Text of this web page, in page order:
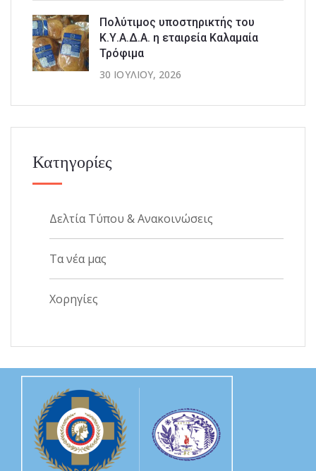
Πολύτιμος υποστηρικτής του
Κ.Υ.Α.Δ.Α. η εταιρεία Καλαμαία
Τρόφιμα
30 ΙΟΥΛΊΟΥ, 2026
Κατηγορίες
Δελτία Τύπου & Ανακοινώσεις
Τα νέα μας
Χορηγίες